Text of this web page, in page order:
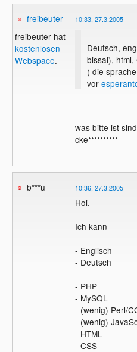
freibeuter
freibeuter hat
kostenlosen
Webspace.
10:33, 27.3.2005
Deutsch,
bissal), html,
( die
vor
was bitte ist
cke**********
b***u 10:36, 27.3.2005
Hoi.
Ich kann
- Englisch
- Deutsch
- PHP
- MySQL
- (wenig) Perl/
- (wenig)
- HTML
- CSS